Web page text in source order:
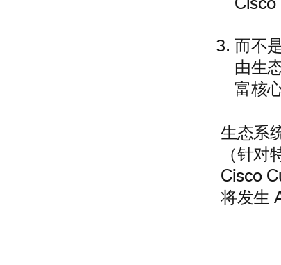
Cisco
而不
由生
富核
生态系
（针对
Cisco
将发生